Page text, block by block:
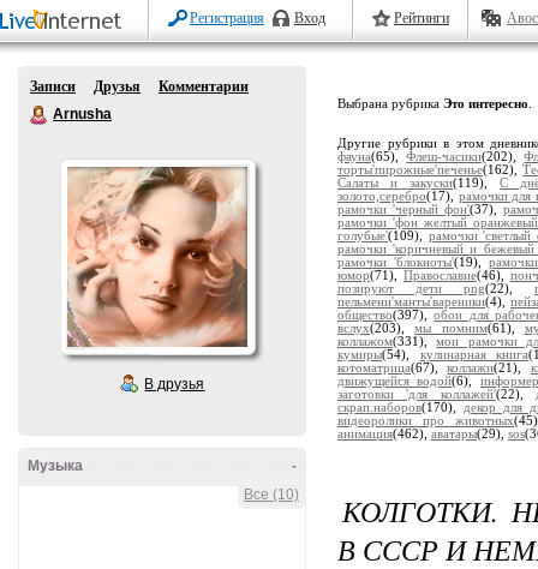
Регистрация Вход Рейтинги
Записи Друзья
Комментарии
Arnusha
В друзья
-
Музыка
Все (10)
Выбрана рубрика Это интересно
Другие рубрики в этом
фауна(65),Флеш-часики(202),
торты'пирожные'печенье(162),
Салаты и закуски(119),С
золото,серебро(17), рамочки для
рамочки 'черный фон'(37),
рамочки 'фон желтый
голубые'(109), рамочки 'светлый
рамочки 'коричневый и
рамочки 'блокноты'(19),
юмор(71), Православие(46),
позируют дети png(22),
пельмени'манты'вареники(4),
общество(397),обои для
вслух(203),мы помним(61),
коллажом(331),мои рамочки
кумиры(54), кулинарная книга
котоматрица(67),коллажи(21),
движущейся водой(6),
заготовки 'для коллажей'(22),
скрап.наборов(170), декор для
видеоролики про животных
анимация(462), аватары(29), sos
КОЛГОТКИ.
В СССР И